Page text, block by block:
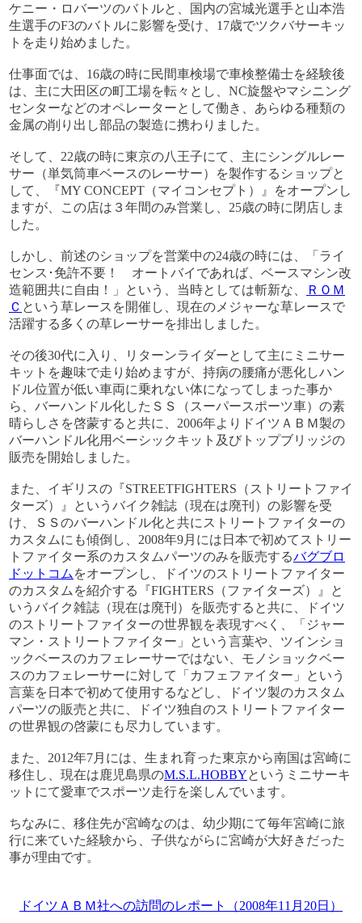
ケニー・ロバーツのバトルと、国内の宮城光選手と山本浩
生選手のF3のバトルに影響を受け、17歳でツクバサーキッ
トを走り始めました。
仕事面では、16歳の時に民間車検場で車検整備士を経験後
は、主に大田区の町工場を転々とし、NC旋盤やマシニング
センターなどのオペレーターとして働き、あらゆる種類の
金属の削り出し部品の製造に携わりました。
そして、22歳の時に東京の八王子にて、主にシングルレー
サー（単気筒車ベースのレーサー）を製作するショップと
して、『MY CONCEPT（マイコンセプト）』をオープンし
ますが、この店は３年間のみ営業し、25歳の時に閉店しま
した。
しかし、前述のショップを営業中の24歳の時には、「ライ
センス･免許不要！ オートバイであれば、ベースマシン改
造範囲共に自由！」という、当時としては斬新な、
ＲＯＭ
Ｃ という草レースを開催し、現在のメジャーな草レースで
活躍する多くの草レーサーを排出しました。
その後30代に入り、リターンライダーとして主にミニサー
キットを趣味で走り始めますが、持病の腰痛が悪化しハン
ドル位置が低い車両に乗れない体になってしまった事か
ら、バーハンドル化したＳＳ（スーパースポーツ車）の素
晴らしさを啓蒙すると共に、2006年よりドイツＡＢＭ製の
バーハンドル化用ベーシックキット及びトップブリッジの
販売を開始しました。
また、イギリスの『STREETFIGHTERS（ストリートファイ
ターズ）』というバイク雑誌（現在は廃刊）の影響を受
け、ＳＳのバーハンドル化と共にストリートファイターの
カスタムにも傾倒し、2008年9月には日本で初めてストリー
トファイター系のカスタムパーツのみを販売するバグブロ
ドットコム をオープンし、ドイツのストリートファイター
のカスタムを紹介する『FIGHTERS（ファイターズ）』と
いうバイク雑誌（現在は廃刊）を販売すると共に、ドイツ
のストリートファイターの世界観を表現すべく、「ジャー
マン・ストリートファイター」という言葉や、ツインショ
ックベースのカフェレーサーではない、モノショックベー
スのカフェレーサーに対して「カフェファイター」という
言葉を日本で初めて使用するなどし、ドイツ製のカスタム
パーツの販売と共に、ドイツ独自のストリートファイター
の世界観の啓蒙にも尽力しています。
また、2012年7月には、生まれ育った東京から南国は宮崎に
移住し、現在は鹿児島県のM.S.L.HOBBYというミニサーキ
ットにて愛車でスポーツ走行を楽しんでいます。
ちなみに、移住先が宮崎なのは、幼少期にて毎年宮崎に旅
行に来ていた経験から、子供ながらに宮崎が大好きだった
事が理由です。
ドイツＡＢＭ社への訪問のレポート（2008年11月20日）